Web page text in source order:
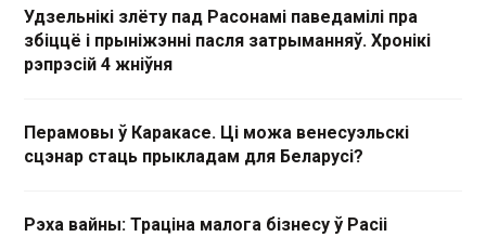
Удзельнікі злёту пад Расонамі паведамілі пра
збіццё і прыніжэнні пасля затрыманняў. Хронікі
рэпрэсій 4 жніўня
Перамовы ў Каракасе. Ці можа венесуэльскі
сцэнар стаць прыкладам для Беларусі?
Рэха вайны: Траціна малога бізнесу ў Расіі